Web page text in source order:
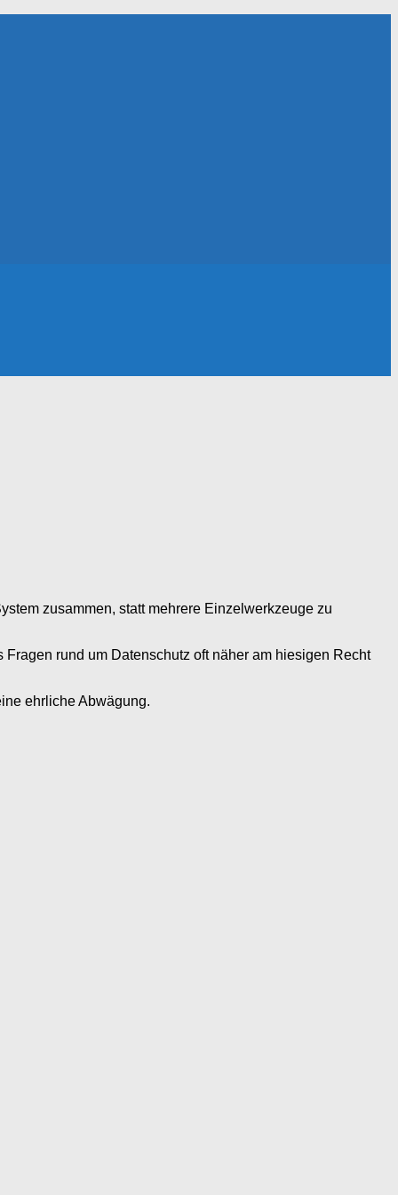
zusammen, statt mehrere Einzelwerkzeuge zu
rund um Datenschutz oft näher am hiesigen Recht
ehrliche Abwägung.